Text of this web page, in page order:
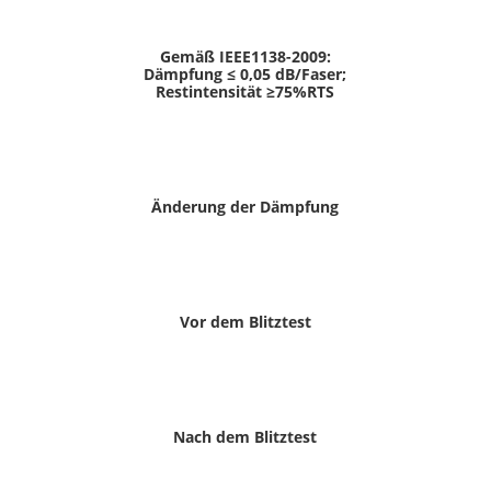
Gemäß IEEE1138-2009:
Dämpfung ≤ 0,05 dB/Faser;
Restintensität ≥75%RTS
Änderung der Dämpfung
Vor dem Blitztest
Nach dem Blitztest